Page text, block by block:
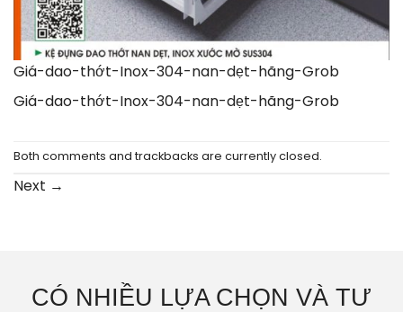
Giá-dao-thớt-Inox-304-nan-dẹt-hãng-Grob
Giá-dao-thớt-Inox-304-nan-dẹt-hãng-Grob
Both comments and trackbacks are currently closed.
Next →
CÓ NHIỀU LỰA CHỌN VÀ TƯ